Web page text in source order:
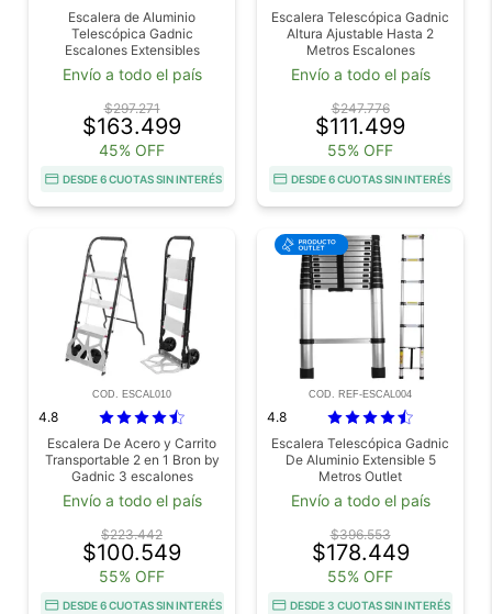
Escalera de Aluminio
Telescópica Gadnic
Escalones Extensibles
Envío a todo el país
$297.271
$163.499
45% OFF
DESDE 6 CUOTAS SIN INTERÉS
Escalera Telescópica Gadnic
Altura Ajustable Hasta 2
Metros Escalones
Antideslizantes Carga 150 kg
Envío a todo el país
$247.776
$111.499
55% OFF
DESDE 6 CUOTAS SIN INTERÉS
COD. ESCAL010
4.8
Escalera De Acero y Carrito
Transportable 2 en 1 Bron by
Gadnic 3 escalones
Envío a todo el país
$223.442
$100.549
55% OFF
DESDE 6 CUOTAS SIN INTERÉS
COD. REF-ESCAL004
4.8
Escalera Telescópica Gadnic
De Aluminio Extensible 5
Metros Outlet
Envío a todo el país
$396.553
$178.449
55% OFF
DESDE 3 CUOTAS SIN INTERÉS